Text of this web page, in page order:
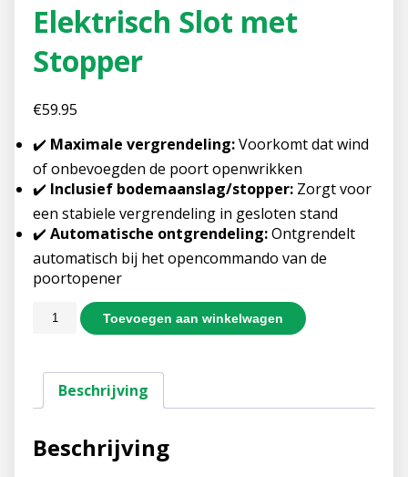
Elektrisch Slot met
Stopper
€59.95
✔️ Maximale vergrendeling:Voorkomt dat wind
of onbevoegden de poort openwrikken
✔️ Inclusief bodemaanslag/stopper: Zorgt voor
een stabiele vergrendeling in gesloten stand
✔️ Automatische ontgrendeling:Ontgrendelt
automatisch bij het opencommando van de
poortopener
Toevoegen aan winkelwagen
Beschrijving
Beschrijving